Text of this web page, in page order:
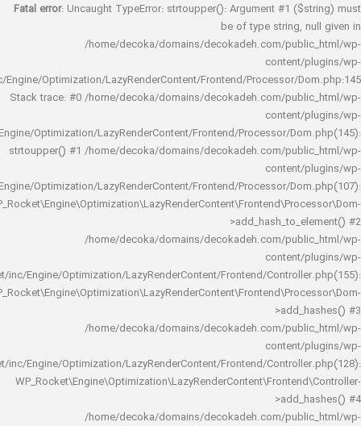
Fatal error : Uncaught TypeError: strtoupper(): Argument #1
be of type string,
/home/decoka/domains/decokadeh.com/
rocket/inc/Engine/Optimization/LazyRenderContent/Frontend/Processor/
Stack trace: #0 /home/decoka/domains/decokadeh.com/
rocket/inc/Engine/Optimization/LazyRenderContent/Frontend/Processor/
strtoupper() #1 /home/decoka/domains/decokadeh.com/
rocket/inc/Engine/Optimization/LazyRenderContent/Frontend/Processor/
/home/decoka/domains/decokadeh.com/
rocket/inc/Engine/Optimization/LazyRenderContent/Frontend/
/home/decoka/domains/decokadeh.com/
rocket/inc/Engine/Optimization/LazyRenderContent/Frontend/
/home/decoka/domains/decokadeh.com/